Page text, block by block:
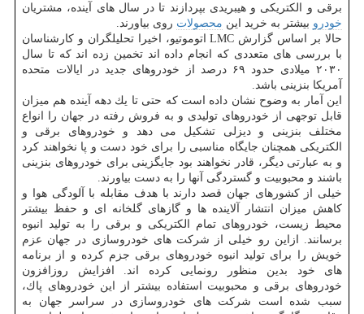
برقی و الكتریكی و هیبریدی بپردازند تا در سال های آینده، مشتریان
خودرو بیشتر به خرید این محصولات روی بیاورند.
حالا بر اساس گزارش LMC اتوموتیو، اخیرا تحلیلگران و كارشناسان
با بررسی های متعددی كه انجام داده اند تخمین زده اند كه تا سال
۲۰۳۰ میلادی حدود ۶۹ درصد از خودروهای جدید در ایالات متحده
آمریكا بنزینی باشد.
این آمار به وضوح نشان داده است كه حتی تا یك دهه آینده هم میزان
قابل توجهی از خودروهای تولیدی و به فروش رفته در جهان را انواع
مختلف بنزینی و دیزلی تشكیل می دهد و خودروهای برقی و
الكتریكی همچنان جایگاه مناسبی را برای خود دست و پا نخواهند كرد
و به عبارتی دیگر، قادر نخواهند بود جایگزینی برای خودروهای بنزینی
باشند و محبوبیت و گستردگی آنها را به دست بیاورند.
خیلی از كشورهای جهان قصد دارند با هدف مقابله با آلودگی هوا و
كاهش میزان انتشار آلاینده ها و گازهای گلخانه ای و حفظ بیشتر
محیط زیست، خودروهای تمام الكتریكی و برقی را به تولید انبوه
برسانند. ازاین رو خیلی از شركت های خودروسازی در جهان عزم
خویش را برای تولید انبوه خودروهای برقی جزم كرده و از برنامه
های خود بدین منظور رونمایی كرده اند. افزایش روزافزون
خودروهای برقی و محبوبیت استفاده بیشتر از این خودروهای پاك،
سبب شده است شركت های خودروسازی در سراسر جهان به